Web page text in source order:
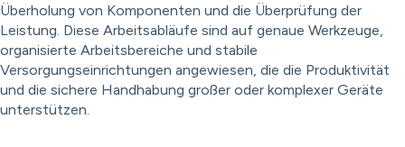
Überholung von Komponenten und die Überprüfung der
Leistung. Diese Arbeitsabläufe sind auf genaue Werkzeuge,
organisierte Arbeitsbereiche und stabile
Versorgungseinrichtungen angewiesen, die die Produktivität
und die sichere Handhabung großer oder komplexer Geräte
unterstützen.